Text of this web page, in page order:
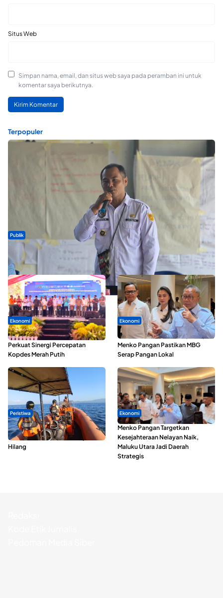
Situs Web
Simpan nama, email, dan situs web saya pada peramban ini untuk
komentar saya berikutnya.
Terpopuler
Publik
ABDESI Morotai Apresiasi Penyaluran ADD Rp3,13 Miliar untuk
88 Desa
Ekonomi
Seminar di Ternate, Mendes
Perkuat Sinergi Percepatan
Kopdes Merah Putih
Ekonomi
SPPG di Maluku Utara Dipercepat,
Menko Pangan Pastikan MBG
Serap Pangan Lokal
Peristiwa
Dua Longboat Bertabrakan di
Perairan Taliabu, Satu Nelayan
Hilang
Ekonomi
Menko Pangan Targetkan
Kesejahteraan Nelayan Naik,
Maluku Utara Jadi Daerah
Strategis